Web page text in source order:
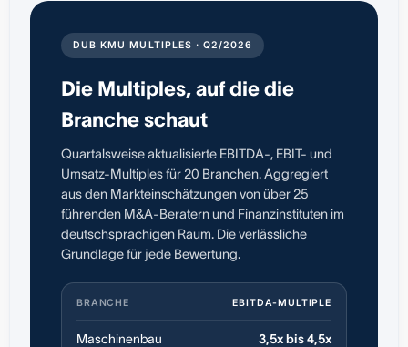
DUB KMU MULTIPLES · Q2/2026
Die Multiples, auf die die
Branche schaut
Quartalsweise aktualisierte EBITDA-, EBIT- und
Umsatz-Multiples für 20 Branchen. Aggregiert
aus den Markteinschätzungen von über 25
führenden M&A-Beratern und Finanzinstituten im
deutschsprachigen Raum. Die verlässliche
Grundlage für jede Bewertung.
BRANCHE EBITDA-MULTIPLE
Maschinenbau 3,5x bis 4,5x